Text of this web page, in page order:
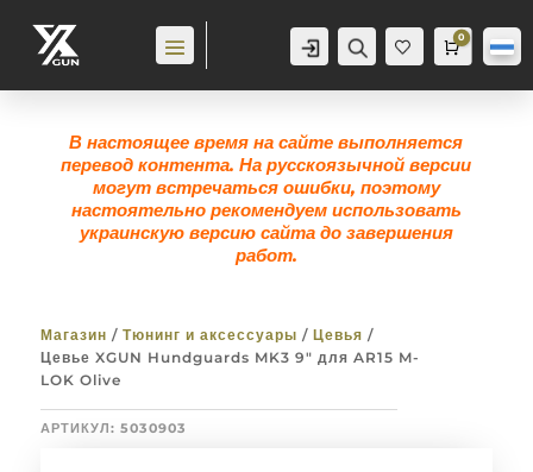
Аккаунт Поиск
Же
лан
Корзина
0
0,0грн
В настоящее время на сайте выполняется
перевод контента. На русскоязычной версии
могут встречаться ошибки, поэтому
настоятельно рекомендуем использовать
украинскую версию сайта до завершения
работ.
Магазин / Тюнинг и аксессуары / Цевья /
Цевье XGUN Hundguards MK3 9″ для AR15 M-
LOK Olive
АРТИКУЛ: 5030903